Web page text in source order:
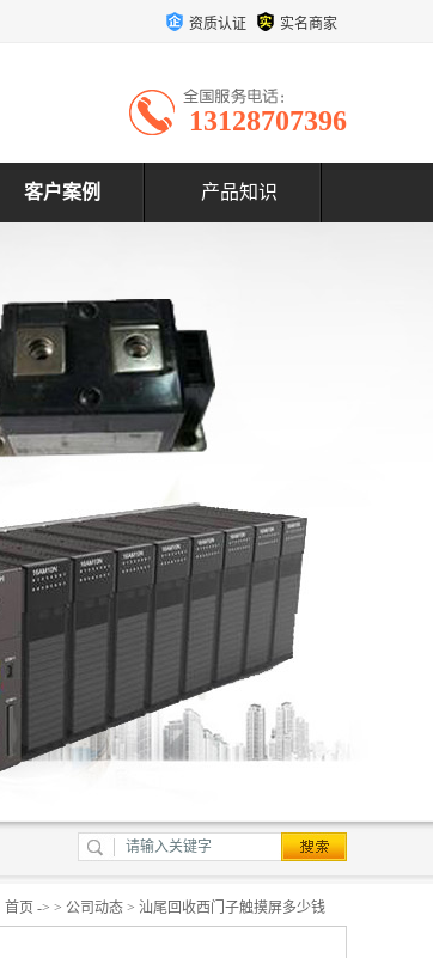
资质认证 实名商家
13128707396
客户案例 产品知识
首页 -> > 公司动态 > 汕尾回收西门子触摸屏多少钱